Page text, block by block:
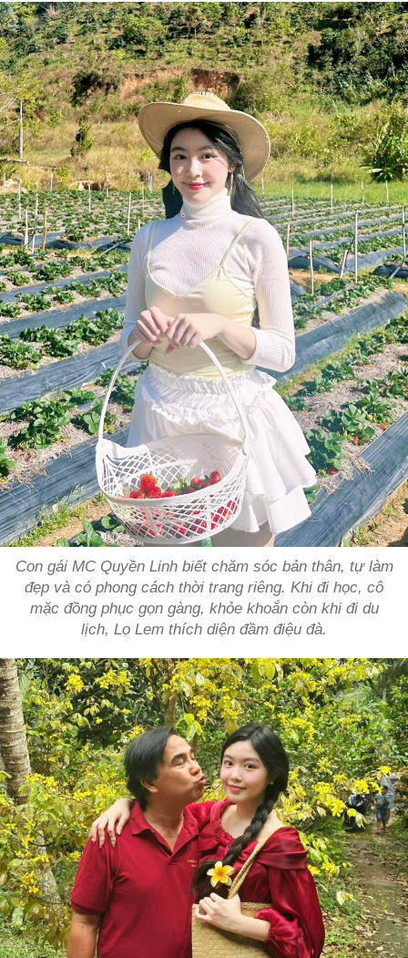
Con gái MC Quyền Linh biết chăm sóc bản thân, tự làm
đẹp và có phong cách thời trang riêng. Khi đi học, cô
mặc đồng phục gọn gàng, khỏe khoắn còn khi đi du
lịch, Lọ Lem thích diện đầm điệu đà.